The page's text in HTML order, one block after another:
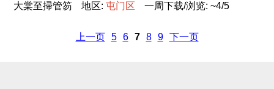
大棠至掃管笏 地区:屯门 区 一周下载/浏览: ~4/5
上一页 5 6 7 8 9 下一页